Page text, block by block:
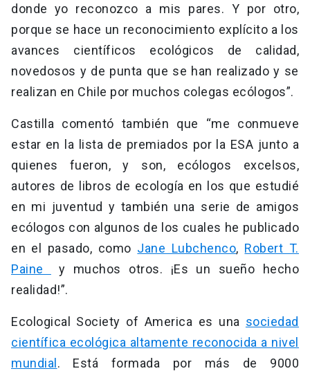
donde yo reconozco a mis pares. Y por otro,
porque se hace un reconocimiento explícito a los
avances científicos ecológicos de calidad,
novedosos y de punta que se han realizado y se
realizan en Chile por muchos colegas ecólogos”.
Castilla comentó también que “me conmueve
estar en la lista de premiados por la ESA junto a
quienes fueron, y son, ecólogos excelsos,
autores de libros de ecología en los que estudié
en mi juventud y también una serie de amigos
ecólogos con algunos de los cuales he publicado
en el pasado, como Jane Lubchenco, Robert T.
Paine
y muchos otros. ¡Es un sueño hecho
realidad!”.
Ecological Society of America es una sociedad
científica ecológica altamente reconocida a nivel
mundial. Está formada por más de 9000